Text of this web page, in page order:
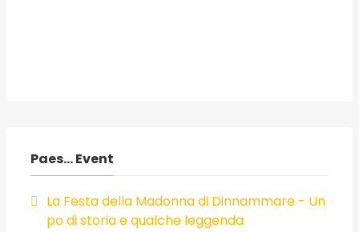
Paes... Event
La Festa della Madonna di Dinnammare - Un
po di storia e qualche leggenda